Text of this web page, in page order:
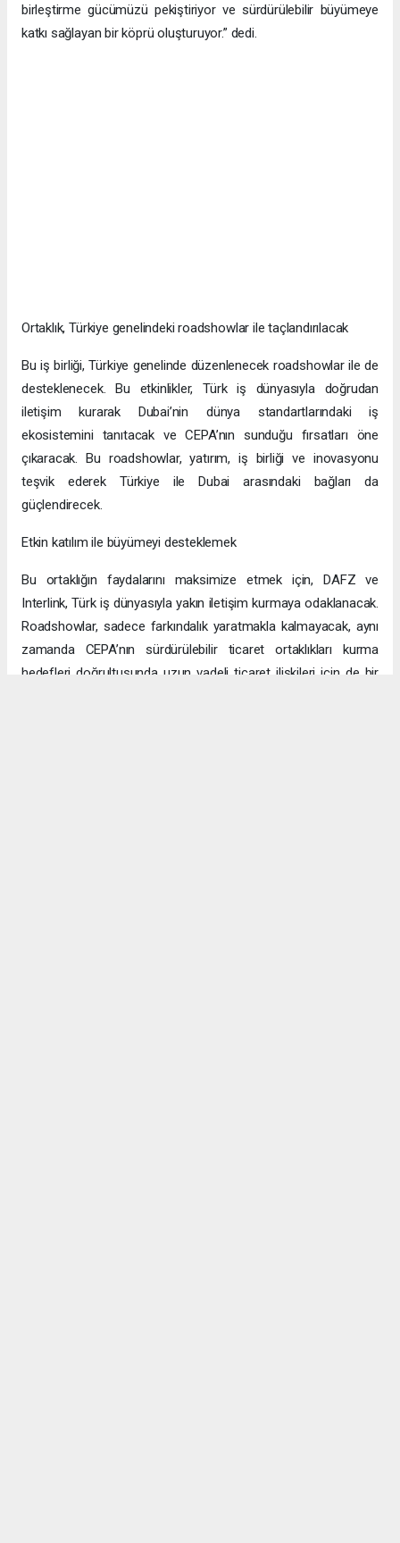
birleştirme gücümüzü pekiştiriyor ve sürdürülebilir büyümeye
katkı sağlayan bir köprü oluşturuyor.” dedi.
Ortaklık, Türkiye genelindeki roadshowlar ile taçlandırılacak
Bu iş birliği, Türkiye genelinde düzenlenecek roadshowlar ile de
desteklenecek. Bu etkinlikler, Türk iş dünyasıyla doğrudan
iletişim kurarak Dubai’nin dünya standartlarındaki iş
ekosistemini tanıtacak ve CEPA’nın sunduğu fırsatları öne
çıkaracak. Bu roadshowlar, yatırım, iş birliği ve inovasyonu
teşvik ederek Türkiye ile Dubai arasındaki bağları da
güçlendirecek.
Etkin katılım ile büyümeyi desteklemek
Bu ortaklığın faydalarını maksimize etmek için, DAFZ ve
Interlink, Türk iş dünyasıyla yakın iletişim kurmaya odaklanacak.
Roadshowlar, sadece farkındalık yaratmakla kalmayacak, aynı
zamanda CEPA’nın sürdürülebilir ticaret ortaklıkları kurma
hedefleri doğrultusunda uzun vadeli ticaret ilişkileri için de bir